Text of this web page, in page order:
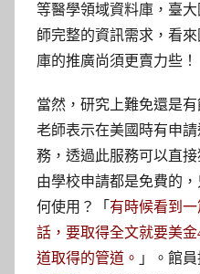
等醫學領域資料庫，臺
師完整的資訊需求，看
庫的推廣尚須更賣力些！
當然，研究上難免還是
老師表示在美國時有申
務，透過此服務可以直
由學校申請都是免費的
何使用？「有時候看到
話，要取得全文就要美
道取得的管道。 」。館